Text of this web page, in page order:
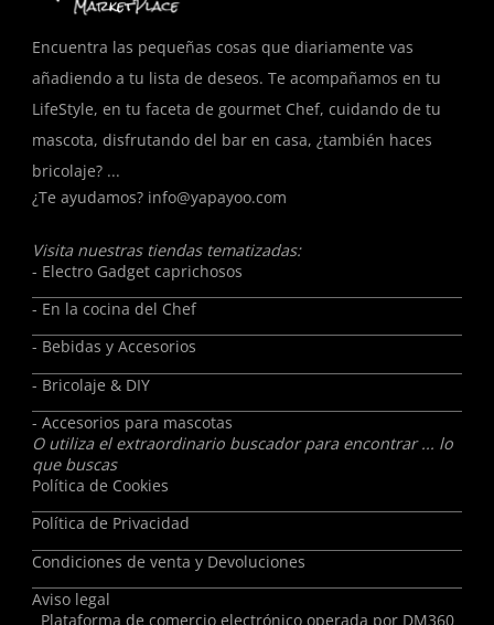
Encuentra las pequeñas cosas que diariamente vas
añadiendo a tu lista de deseos. Te acompañamos en tu
LifeStyle, en tu faceta de gourmet Chef, cuidando de tu
mascota, disfrutando del bar en casa, ¿también haces
bricolaje? ...
¿Te ayudamos? info@yapayoo.com
Visita nuestras tiendas tematizadas:
- Electro Gadget caprichosos
- En la cocina del Chef
- Bebidas y Accesorios
- Bricolaje & DIY
- Accesorios para mascotas
O utiliza el extraordinario buscador para encontrar ... lo
que buscas
Política de Cookies
Política de Privacidad
Condiciones de venta y Devoluciones
Aviso legal
Plataforma de comercio electrónico operada por DM360